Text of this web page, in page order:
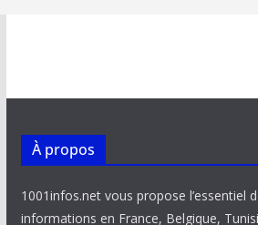
À propos
1001infos.net vous propose l’essentiel
informations en France, Belgique,